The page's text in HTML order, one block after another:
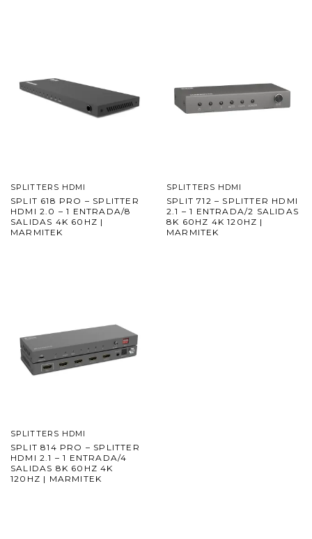
SPLITTERS HDMI
SPLIT 618 PRO – SPLITTER
HDMI 2.0 – 1 ENTRADA/8
SALIDAS 4K 60HZ |
MARMITEK
SPLITTERS HDMI
SPLIT 712 – SPLITTER HDMI
2.1 – 1 ENTRADA/2 SALIDAS
8K 60HZ 4K 120HZ |
MARMITEK
SPLITTERS HDMI
SPLIT 814 PRO – SPLITTER
HDMI 2.1 – 1 ENTRADA/4
SALIDAS 8K 60HZ 4K
120HZ | MARMITEK